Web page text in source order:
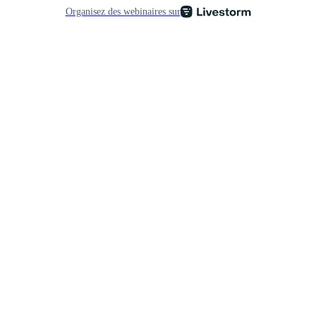
Organisez des webinaires sur